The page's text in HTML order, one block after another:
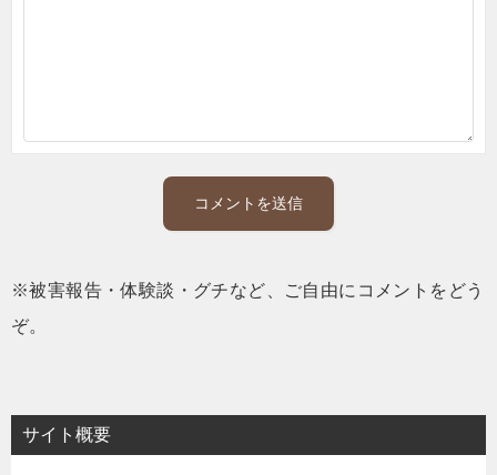
※被害報告・体験談・グチなど、ご自由にコメントをどう
ぞ。
サイト概要